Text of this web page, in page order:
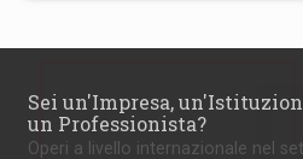
Sei un'Impresa,
un Professionista?
Operi a livello internazionale nel